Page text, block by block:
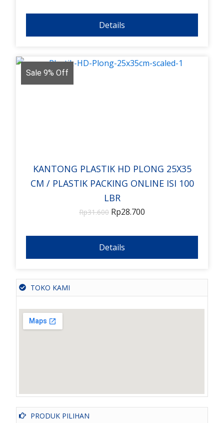
Details
Sale 9% Off
KANTONG PLASTIK HD PLONG 25X35
CM / PLASTIK PACKING ONLINE ISI 100
LBR
Rp31.600 Rp28.700
Details
TOKO KAMI
PRODUK PILIHAN